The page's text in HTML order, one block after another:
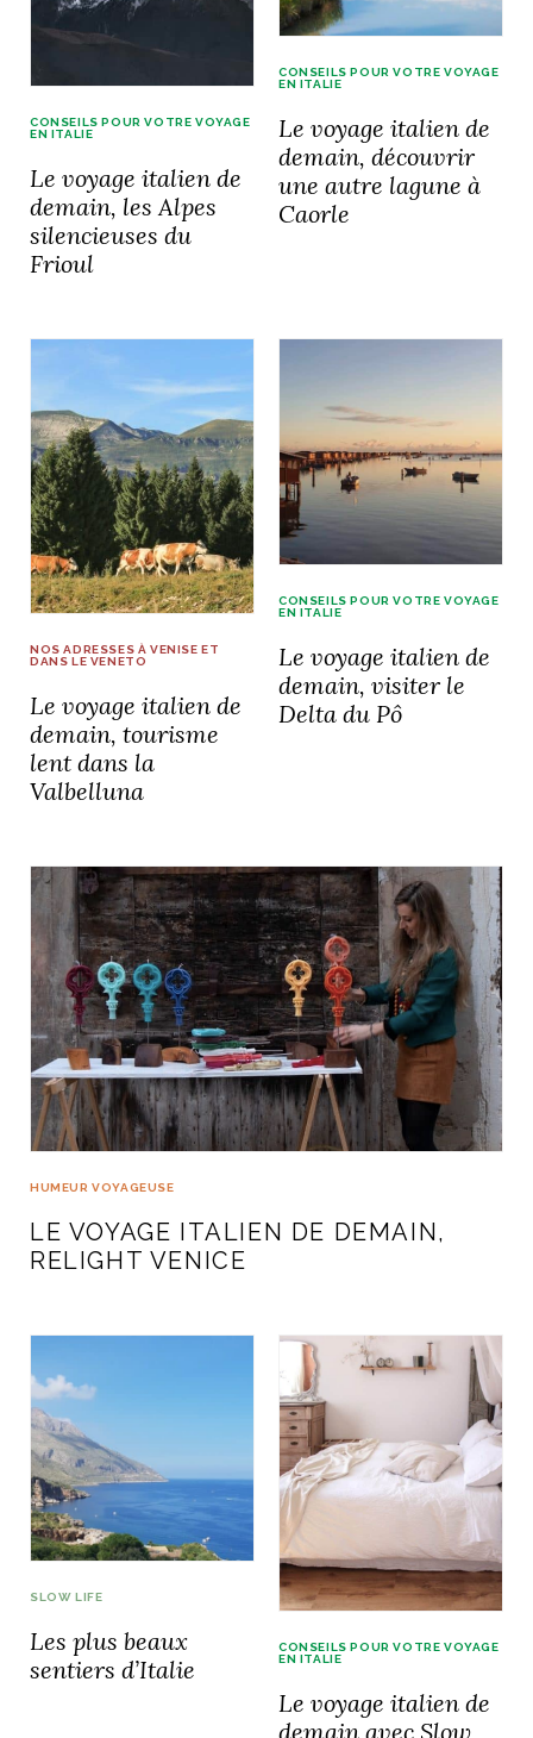
ITALIEN
joie de vivre
SUBLIME ! LE DÉCOR ITALIEN
NOS ARTICLES ART ET DESIGN
Burano, la palette
de tous les
superlatifs
du
ART DE VIVRE ITALIEN
Notre palette
Virtuosa Venezia
ART ET DESIGN
ET FUGUEUSES
AND I
journal
bord
WEBSERIE
CONSEILS POUR VOTRE VOYAGE
EN ITALIE
Le voyage italien de
demain, les Alpes
silencieuses du
Frioul
CONSEILS POUR VOTRE VOYAGE
EN ITALIE
Le voyage italien de
demain, découvrir
une autre lagune à
Caorle
NOS ADRESSES À VENISE ET
DANS LE VENETO
Le voyage italien de
demain, tourisme
lent dans la
Valbelluna
CONSEILS POUR VOTRE VOYAGE
EN ITALIE
Le voyage italien de
demain, visiter le
Delta du Pô
HUMEUR VOYAGEUSE
LE VOYAGE ITALIEN DE DEMAIN,
RELIGHT VENICE
SLOW LIFE
Les plus beaux
sentiers d’Italie
CONSEILS POUR VOTRE VOYAGE
EN ITALIE
Le voyage italien de
demain avec Slow